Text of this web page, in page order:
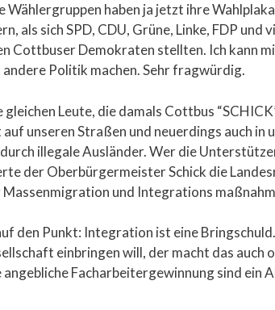
Wählergruppen haben ja jetzt ihre
als sich SPD, CDU, Grüne, Linke, FDP
Cottbuser Demokraten stellten. Ich kann
Politik machen. Sehr fragwürdig.
gleichen Leute, die damals Cottbus
unseren Straßen und neuerdings auch in
illegale Ausländer. Wer die
der Oberbürgermeister Schick die
und Integrations
den Punkt: Integration ist eine
einbringen will, der macht das
Facharbeitergewinnung sind ein